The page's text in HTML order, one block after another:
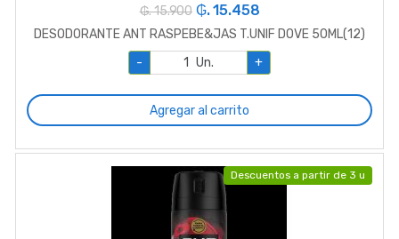
₲. 15.900 ₲. 15.458
DESODORANTE ANT RASPEBE&JAS T.UNIF DOVE 50ML(12)
-
Un. +
Agregar al carrito
Descuentos a partir de 3 u